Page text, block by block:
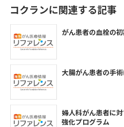
コクランに関連する記事
がん患者の血栓の
大腸がん患者の手
婦人科がん患者に
強化プログラム